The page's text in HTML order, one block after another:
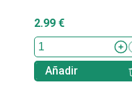
2.99 €
Añadir